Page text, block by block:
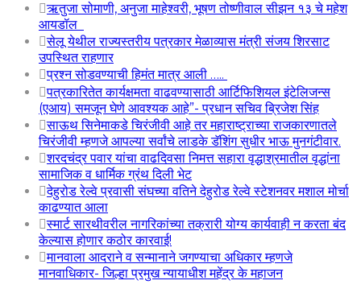
ऋतुजा सोमाणी, अनुजा माहेश्वरी, भूषण तोष्णीवाल सीझन १३ चे महेश
आयडॉल
सेलू येथील राज्यस्तरीय पत्रकार मेळाव्यास मंत्री संजय शिरसाट
उपस्थित राहणार
प्रश्न सोडवण्याची हिमंत मात्र आली …..
पत्रकारितेत कार्यक्षमता वाढवण्यासाठी आर्टिफिशियल इंटेलिजन्स
(एआय) समजून घेणे आवश्यक आहे”- प्रधान सचिव ब्रिजेश सिंह
साऊथ सिनेमाकडे चिरंजीवी आहे तर महाराष्ट्राच्या राजकारणातले
चिरंजीवी म्हणजे आपल्या सर्वांचे लाडके डॅशिंग सुधीर भाऊ मुनगंटीवार.
शरदचंद्र पवार यांचा वाढदिवसा निमत्त सहारा वृद्धाश्रमातील वृद्धांना
सामाजिक व धार्मिक ग्रंथ दिली भेट
देहुरोड रेल्वे प्रवासी संघच्या वतिने देहुरोड रेल्वे स्टेशनवर मशाल मोर्चा
काढण्यात आला
स्मार्ट सारथीवरील नागरिकांच्या तक्रारी योग्य कार्यवाही न करता बंद
केल्यास होणार कठोर कारवाई!
मानवाला आदराने व सन्मानाने जगण्याचा अधिकार म्हणजे
मानवाधिकार- जिल्हा प्रमुख न्यायाधीश महेंद्र के महाजन